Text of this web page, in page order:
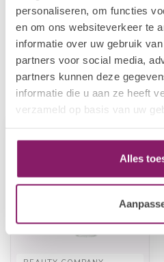
personaliseren, om functies
en om ons websiteverkeer te
informatie over uw gebruik
partners voor social media,
partners kunnen deze
informatie die u aan ze heeft
verzameld op basis van uw
Alles
BEAUTY COMPANY
Cuticle Oil Tropical
Recently viewed